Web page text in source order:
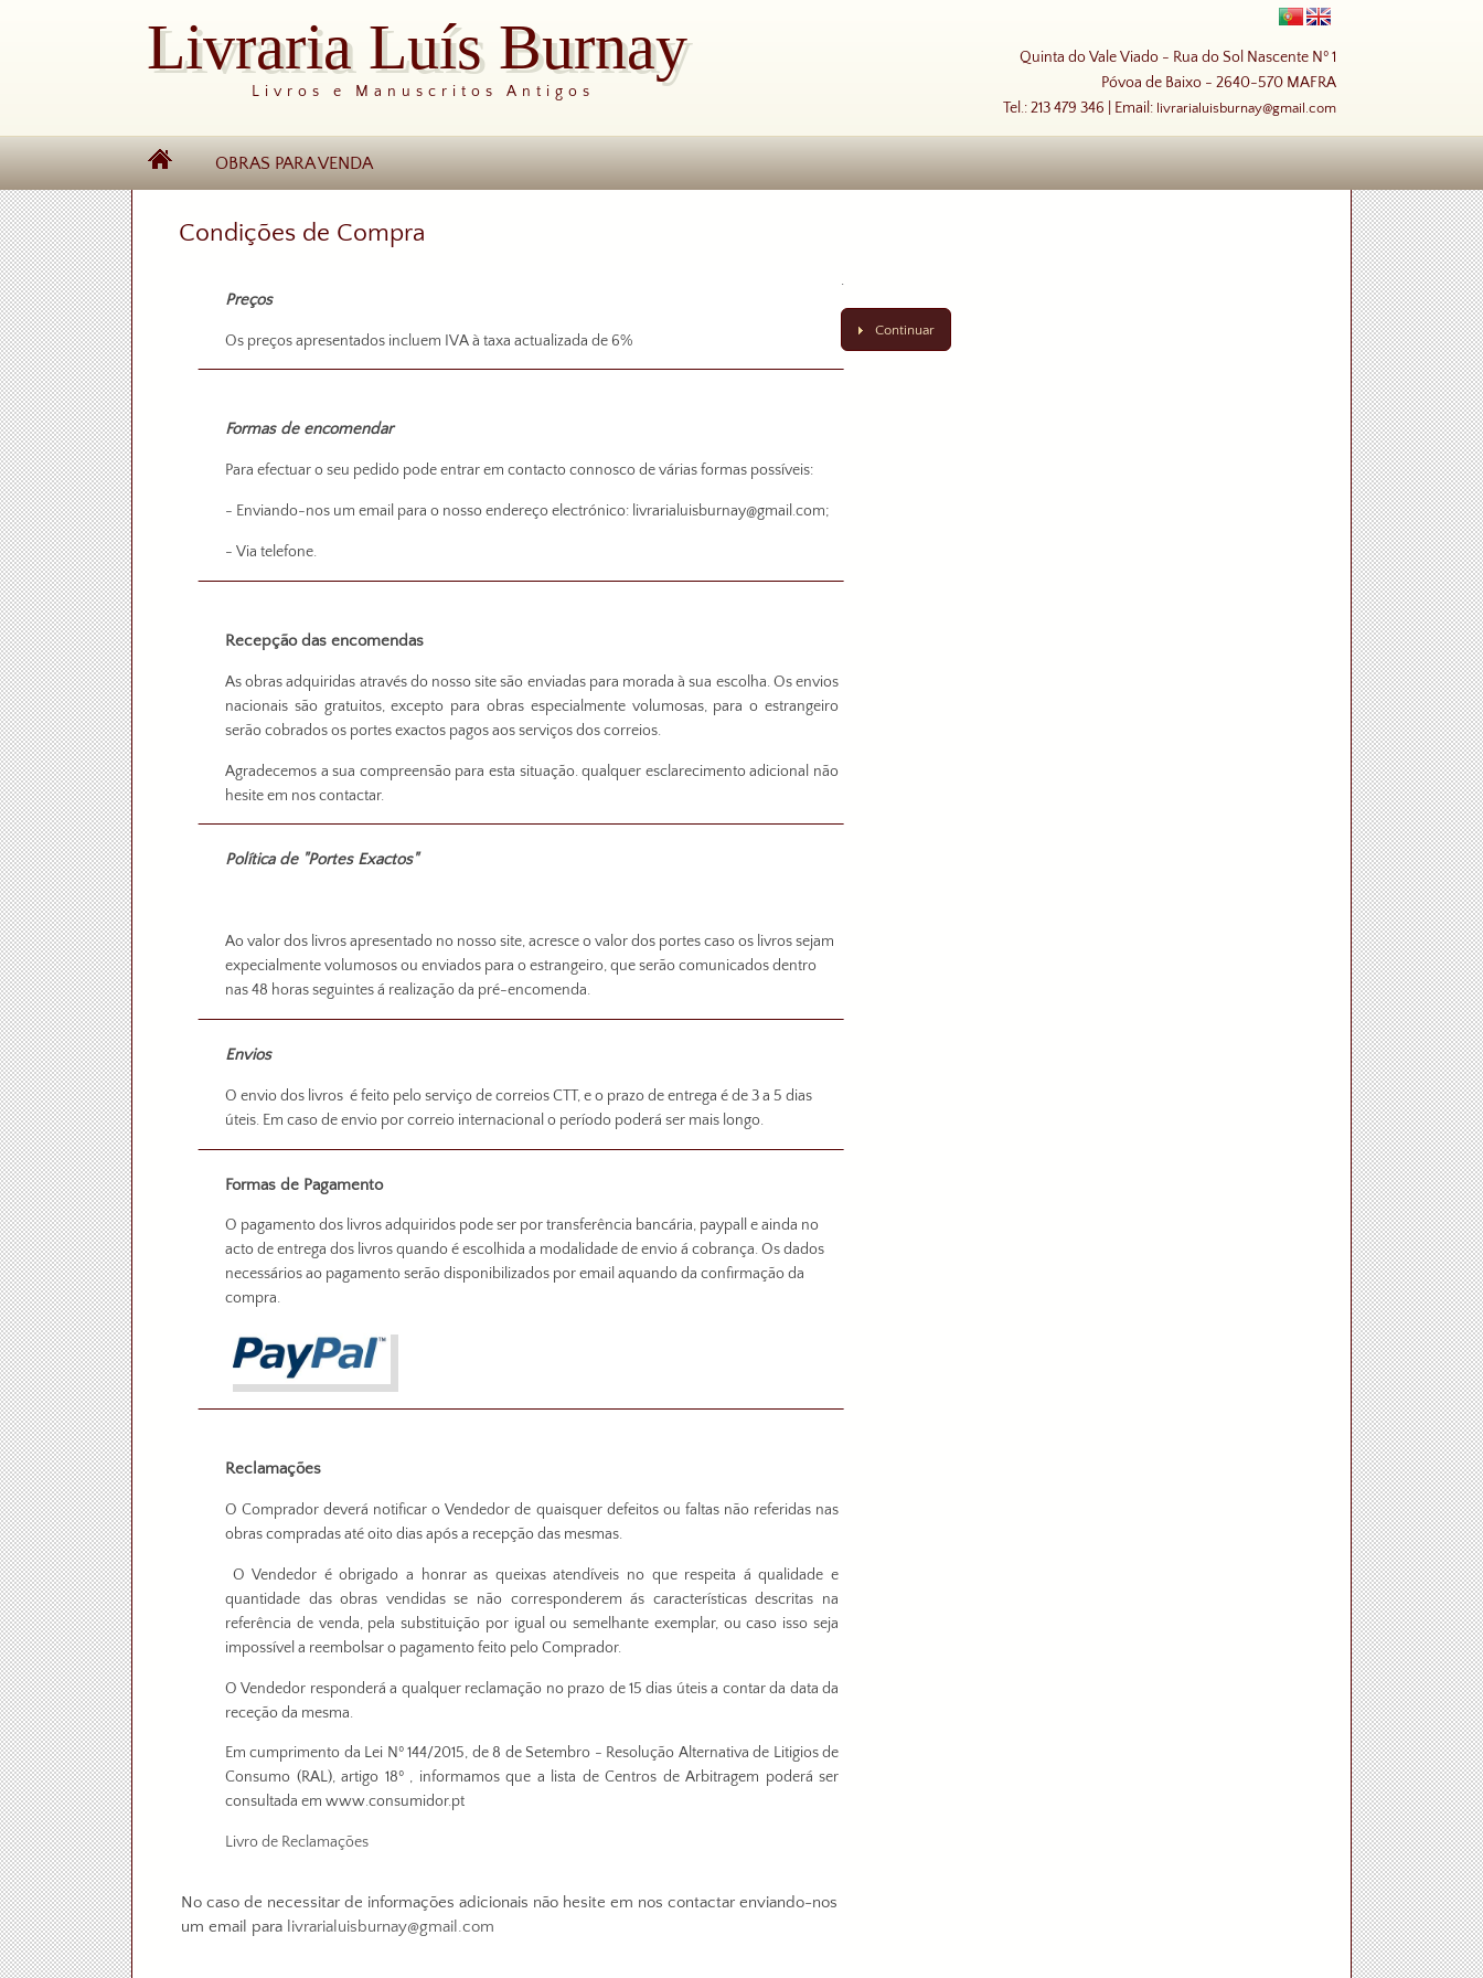
Livraria Luís Burnay
Livros e Manuscritos Antigos
Quinta do Vale Viado - Rua do Sol Nascente Nº 1
Póvoa de Baixo - 2640-570 MAFRA
Tel.: 213 479 346 | Email: livrarialuisburnay@gmail.com
OBRAS PARA VENDA
Condições de Compra
Preços
Os preços apresentados incluem IVA à taxa actualizada de 6%
Formas de encomendar
Para efectuar o seu pedido pode entrar em contacto connosco de várias formas possíveis:
- Enviando-nos um email para o nosso endereço electrónico: livrarialuisburnay@gmail.com;
- Via telefone.
Recepção das encomendas
As obras adquiridas através do nosso site são enviadas para morada à sua escolha. Os envios
nacionais são gratuitos, excepto para obras especialmente volumosas, para o estrangeiro
serão cobrados os portes exactos pagos aos serviços dos correios.
Agradecemos a sua compreensão para esta situação. qualquer esclarecimento adicional não
hesite em nos contactar.
Política de "Portes Exactos"
Ao valor dos livros apresentado no nosso site, acresce o valor dos portes caso os livros sejam
expecialmente volumosos ou enviados para o estrangeiro, que serão comunicados dentro
nas 48 horas seguintes á realização da pré-encomenda.
Envios
O envio dos livros é feito pelo serviço de correios CTT, e o prazo de entrega é de 3 a 5 dias
úteis. Em caso de envio por correio internacional o período poderá ser mais longo.
Formas de Pagamento
O pagamento dos livros adquiridos pode ser por transferência bancária, paypall e ainda no
acto de entrega dos livros quando é escolhida a modalidade de envio á cobrança. Os dados
necessários ao pagamento serão disponibilizados por email aquando da confirmação da
compra.
Reclamações
O Comprador deverá notificar o Vendedor de quaisquer defeitos ou faltas não referidas nas
obras compradas até oito dias após a recepção das mesmas.
O Vendedor é obrigado a honrar as queixas atendíveis no que respeita á qualidade e
quantidade das obras vendidas se não corresponderem ás características descritas na
referência de venda, pela substituição por igual ou semelhante exemplar, ou caso isso seja
impossível a reembolsar o pagamento feito pelo Comprador.
O Vendedor responderá a qualquer reclamação no prazo de 15 dias úteis a contar da data da
receção da mesma.
Em cumprimento da Lei Nº 144/2015, de 8 de Setembro - Resolução Alternativa de Litigios de
Consumo (RAL), artigo 18º , informamos que a lista de Centros de Arbitragem poderá ser
consultada em www.consumidor.pt
Livro de Reclamações
No caso de necessitar de informações adicionais não hesite em nos contactar enviando-nos
um email para livrarialuisburnay@gmail.com
.
Continuar